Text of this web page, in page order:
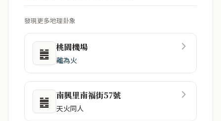
發現更多地理卦象
䷰ 桃園機場
離為火
䷰ 南興里南福街57號
天火同人